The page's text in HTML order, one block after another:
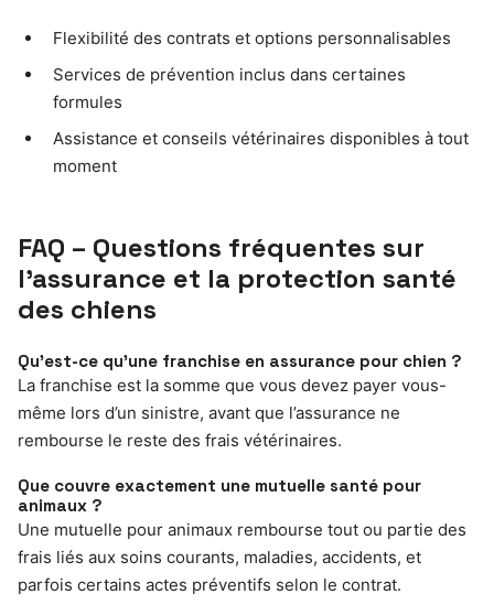
Flexibilité des contrats et options personnalisables
Services de prévention inclus dans certaines
formules
Assistance et conseils vétérinaires disponibles à tout
moment
FAQ – Questions fréquentes sur
l’assurance et la protection santé
des chiens
Qu’est-ce qu’une franchise en assurance pour chien ?
La franchise est la somme que vous devez payer vous-
même lors d’un sinistre, avant que l’assurance ne
rembourse le reste des frais vétérinaires.
Que couvre exactement une mutuelle santé pour
animaux ?
Une mutuelle pour animaux rembourse tout ou partie des
frais liés aux soins courants, maladies, accidents, et
parfois certains actes préventifs selon le contrat.